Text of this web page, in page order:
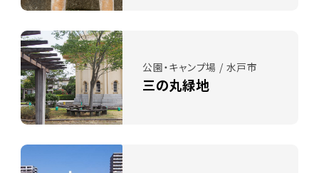
公園・キャンプ場 / 水戸市
三の丸緑地